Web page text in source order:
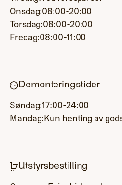
Onsdag:08:00-20:00
Torsdag:08:00-20:00
Fredag:08:00-11:00
Demonteringstider
Søndag:17:00-24:00
Mandag:Kun henting av
Utstyrsbestilling